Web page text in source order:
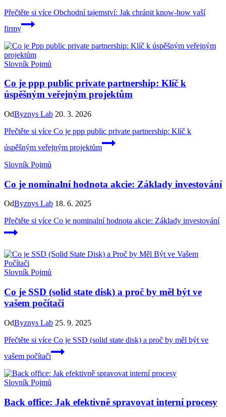
Přečtěte si více Obchodní tajemství: Jak chránit know-how vaší
firmy
Slovník Pojmů
Co je ppp public private partnership: Klíč k
úspěšným veřejným projektům
OdByznys Lab 20. 3. 2026
Přečtěte si více Co je ppp public private partnership: Klíč k
úspěšným veřejným projektům
Slovník Pojmů
Co je nominalní hodnota akcie: Základy investování
OdByznys Lab 18. 6. 2025
Přečtěte si více Co je nominalní hodnota akcie: Základy investování
Slovník Pojmů
Co je SSD (solid state disk) a proč by měl být ve
vašem počítači
OdByznys Lab 25. 9. 2025
Přečtěte si více Co je SSD (solid state disk) a proč by měl být ve
vašem počítači
Slovník Pojmů
Back office: Jak efektivně spravovat interní procesy